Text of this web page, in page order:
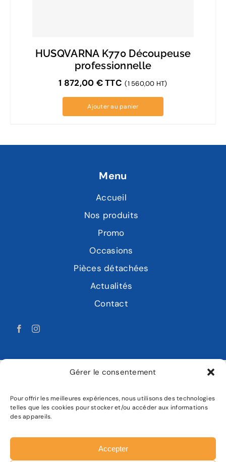
Gérer le consentement
Pour offrir les meilleures expériences, nous utilisons des technologies
telles que les cookies pour stocker et/ou accéder aux informations
des appareils.
Accepter
HUSQVARNA K770 Découpeuse
professionnelle
1 872,00 €TTC (1 560,00 HT)
Ajouter au panier
Menu
Accueil
Nos produits
Promo
Occasions
Pièces détachées
Actualités
Contact
LABAT MOTOCULTURE
Politique de confidentialité
Plan de site